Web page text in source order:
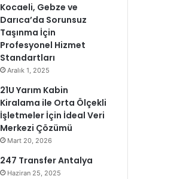
Kocaeli, Gebze ve
Darıca’da Sorunsuz
Taşınma İçin
Profesyonel Hizmet
Standartları
Aralık 1, 2025
21U Yarım Kabin
Kiralama ile Orta Ölçekli
İşletmeler İçin İdeal Veri
Merkezi Çözümü
Mart 20, 2026
247 Transfer Antalya
Haziran 25, 2025